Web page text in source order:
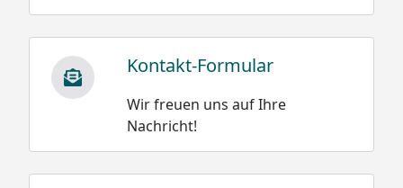
Kontakt-Formular
Wir freuen uns auf Ihre
Nachricht!